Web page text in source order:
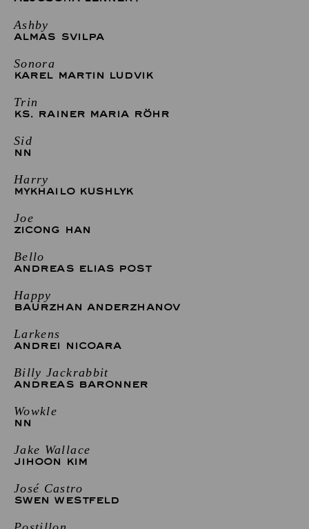
Ashby
ALMAS SVILPA
Sonora
KAREL MARTIN LUDVIK
Trin
KS. RAINER MARIA RÖHR
Sid
NN
Harry
MYKHAILO KUSHLYK
Joe
ZICONG HAN
Bello
ANDREAS ELIAS POST
Happy
BAURZHAN ANDERZHANOV
Larkens
ANDREI NICOARA
Billy Jackrabbit
ANDREAS BARONNER
Wowkle
NN
Jake Wallace
JIHOON KIM
José Castro
SWEN WESTFELD